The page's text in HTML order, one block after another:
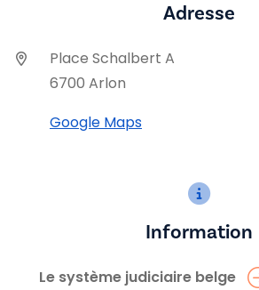
Adresse
Place Schalbert A
6700 Arlon
Google Maps
Information
Le système judiciaire belge